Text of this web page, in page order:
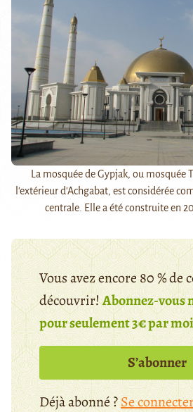
La mosquée de Gypjak, ou mosquée
l'extérieur d'Achgabat, est considérée
centrale. Elle a été construite en
Vous avez encore 80 % de
découvrir!Abonnez-vous
pour seulement 3€ par
S’abonner
Déjà abonné ?Se